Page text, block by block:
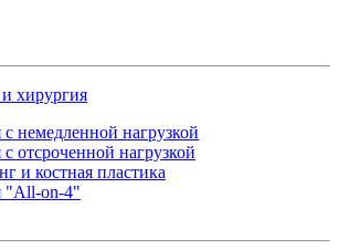
хирургия
немедленной нагрузкой
отсроченной нагрузкой
и костная пластика
"All-on-4"